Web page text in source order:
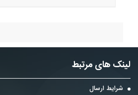
لینک های مرتبط
شرایط ارسال